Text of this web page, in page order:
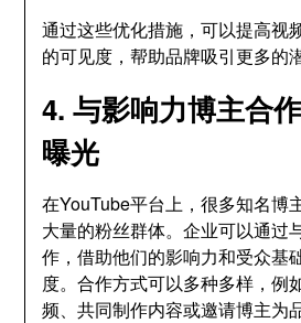
通过这些优化措施，可以提高视
的可见度，帮助品牌吸引更多的
4. 与影响力博主合
曝光
在YouTube平台上，很多知名博
大量的粉丝群体。企业可以通过
作，借助他们的影响力和受众基
度。合作方式可以多种多样，例
频、共同制作内容或邀请博主为